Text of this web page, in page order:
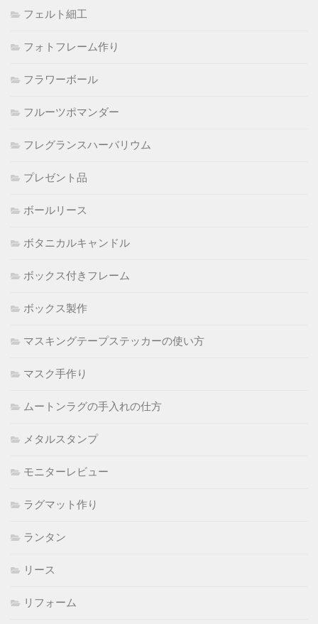
フェルト細工
フォトフレーム作り
フラワーボール
フルーツポマンダー
フレグランスハーバリウム
プレゼント品
ボールリース
ボタニカルキャンドル
ボックス付きフレーム
ボックス製作
マスキングテープステッカーの使い方
マスク手作り
ムートンラグの手入れの仕方
メタルスタンプ
モニターレビュー
ラグマット作り
ランタン
リース
リフォーム